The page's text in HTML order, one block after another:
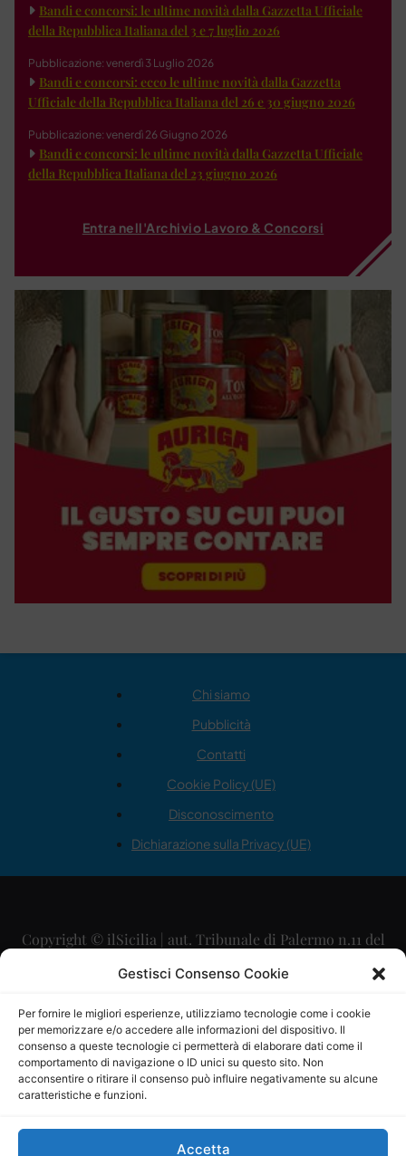
Gestisci Consenso Cookie
Per fornire le migliori esperienze, utilizziamo tecnologie come i cookie
per memorizzare e/o accedere alle informazioni del dispositivo. Il
consenso a queste tecnologie ci permetterà di elaborare dati come il
comportamento di navigazione o ID unici su questo sito. Non
acconsentire o ritirare il consenso può influire negativamente su alcune
caratteristiche e funzioni.
Accetta
Bandi e concorsi: le ultime novità dalla Gazzetta Ufficiale
della Repubblica Italiana del 3 e 7 luglio 2026
Pubblicazione: venerdì 3 Luglio 2026
Bandi e concorsi: ecco le ultime novità dalla Gazzetta
Ufficiale della Repubblica Italiana del 26 e 30 giugno 2026
Pubblicazione: venerdì 26 Giugno 2026
Bandi e concorsi: le ultime novità dalla Gazzetta Ufficiale
della Repubblica Italiana del 23 giugno 2026
Entra nell'Archivio Lavoro & Concorsi
Chi siamo
Pubblicità
Contatti
Cookie Policy (UE)
Disconoscimento
Dichiarazione sulla Privacy (UE)
Copyright © ilSicilia | aut. Tribunale di Palermo n.11 del
29/09/2015
Direttore Editoriale: Maurizio Scaglione
Direttore Responsabile: Maria Calabrese
P.IVA: 06334930820